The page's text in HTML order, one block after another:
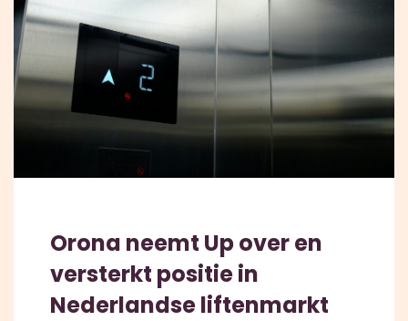
Orona neemt Up over en
versterkt positie in
Nederlandse liftenmarkt